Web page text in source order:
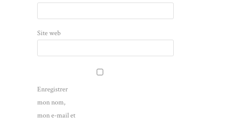
Site web
Enregistrer
mon nom,
mon e-mail et